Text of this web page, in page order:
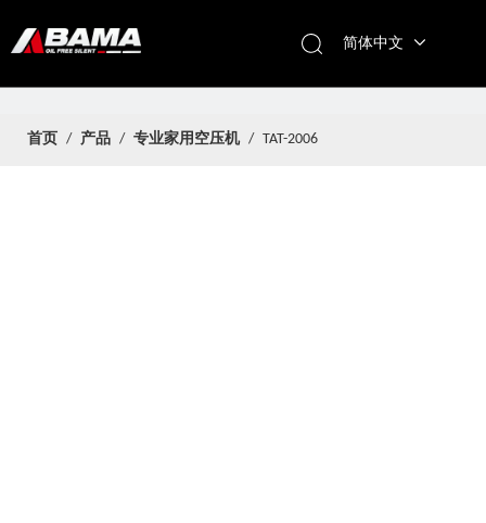
简体中文
首页 / 产品 / 专业家用空压机 / TAT-2006